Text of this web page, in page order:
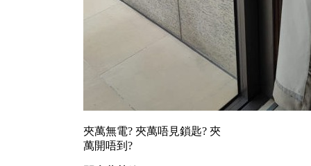
夾萬無電? 夾萬唔見鎖匙? 夾
萬開唔到?